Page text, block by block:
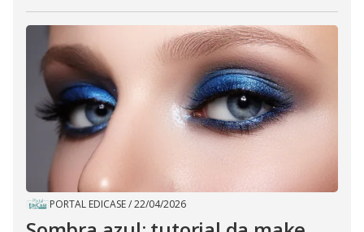
PORTAL EDICASE/22/04/2026